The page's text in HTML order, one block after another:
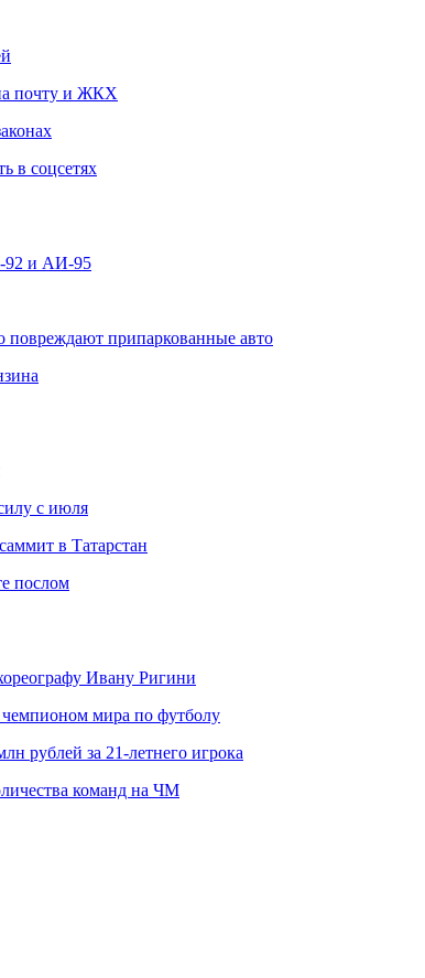
почту и ЖКХ
в соцсетях
92 и АИ-95
повреждают припаркованные авто
с июля
в Татарстан
послом
Ивану Ригини
чемпионом мира по футболу
рублей за 21-летнего игрока
команд на ЧМ